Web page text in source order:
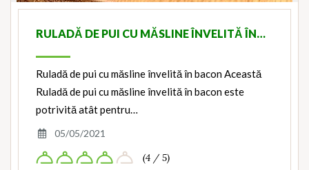
RULADĂ DE PUI CU MĂSLINE ÎNVELITĂ ÎN…
Ruladă de pui cu măsline învelită în bacon Această
Ruladă de pui cu măsline învelită în bacon este
potrivită atât pentru…
05/05/2021
(4 / 5)